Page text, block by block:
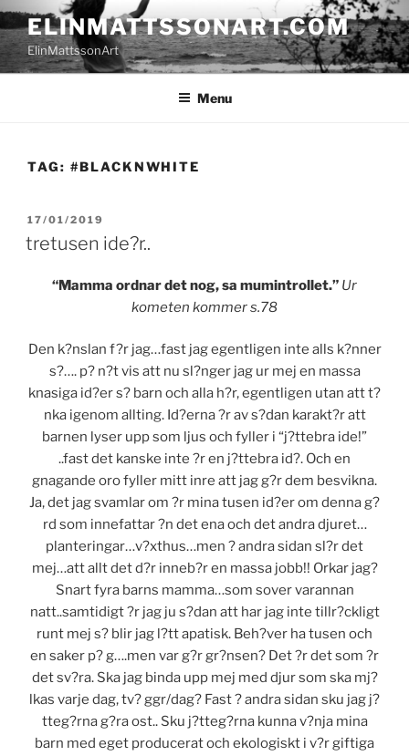
Skip
to
content
ELINMATTSSONART.COM
ElinMattssonArt
Menu
TAG: #BLACKNWHITE
POSTED
ON
17/01/2019
tretusen ide?r..
“Mamma ordnar det nog, sa mumintrollet.” Ur
kometen kommer s.78
Den k?nslan f?r jag…fast jag egentligen inte alls k?nner
s?…. p? n?t vis att nu sl?nger jag ur mej en massa
knasiga id?er s? barn och alla h?r, egentligen utan att t?
nka igenom allting. Id?erna ?r av s?dan karakt?r att
barnen lyser upp som ljus och fyller i “j?ttebra ide!”
..fast det kanske inte ?r en j?ttebra id?. Och en
gnagande oro fyller mitt inre att jag g?r dem besvikna.
Ja, det jag svamlar om ?r mina tusen id?er om denna g?
rd som innefattar ?n det ena och det andra djuret…
planteringar…v?xthus…men ? andra sidan sl?r det
mej…att allt det d?r inneb?r en massa jobb!! Orkar jag?
Snart fyra barns mamma…som sover varannan
natt..samtidigt ?r jag ju s?dan att har jag inte tillr?ckligt
runt mej s? blir jag l?tt apatisk. Beh?ver ha tusen och
en saker p? g….men var g?r gr?nsen? Det ?r det som ?r
det sv?ra. Ska jag binda upp mej med djur som ska mj?
lkas varje dag, tv? ggr/dag? Fast ? andra sidan sku jag j?
tteg?rna g?ra ost.. Sku j?tteg?rna kunna v?nja mina
barn med eget producerat och ekologiskt i v?r giftiga